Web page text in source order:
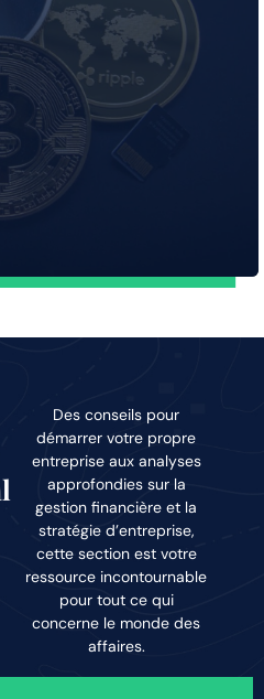
Des conseils pour
démarrer votre propre
entreprise aux analyses
approfondies sur la
gestion financière et la
stratégie d’entreprise,
cette section est votre
ressource incontournable
pour tout ce qui
concerne le monde des
affaires.